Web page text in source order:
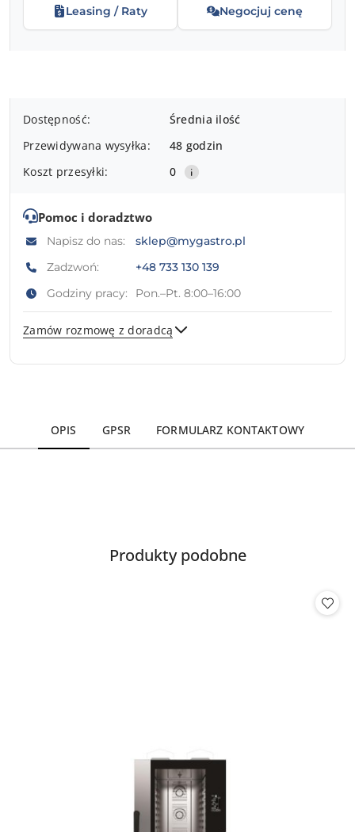
Leasing / Raty Negocjuj cenę
Dostępność
dostawa
Dostępność:
Średnia ilość
Przewidywana wysyłka:
48 godzin
Koszt przesyłki:
0
Pomoc i doradztwo
Napisz do nas:
sklep@mygastro.pl
Zadzwoń:
+48 733 130 139
Godziny pracy:
Pon.–Pt. 8:00–16:00
Zamów rozmowę z doradcą
OPIS GPSR FORMULARZ KONTAKTOWY
Pomiń karuzelę produktów
Produkty
Produkty podobne